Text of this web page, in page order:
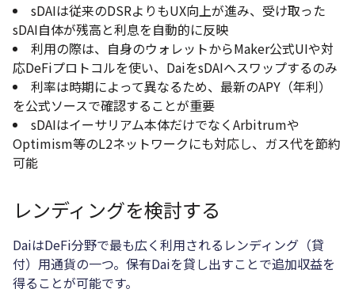
sDAIは従来のDSRよりもUX向上が進み、受け取った
sDAI自体が残高と利息を自動的に反映
利用の際は、自身のウォレットからMaker公式UIや対
応DeFiプロトコルを使い、DaiをsDAIへスワップするのみ
利率は時期によって異なるため、最新のAPY（年利）
を公式ソースで確認することが重要
sDAIはイーサリアム本体だけでなくArbitrumや
Optimism等のL2ネットワークにも対応し、ガス代を節約
可能
レンディングを検討する
DaiはDeFi分野で最も広く利用されるレンディング（貸
付）用通貨の一つ。保有Daiを貸し出すことで追加収益を
得ることが可能です。